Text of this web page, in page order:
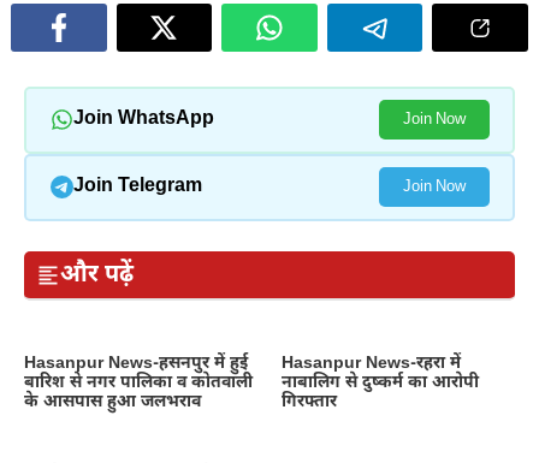
Join WhatsApp Join Now
Join Telegram Join Now
और पढ़ें
Hasanpur News-हसनपुर में हुई
बारिश से नगर पालिका व कोतवाली
के आसपास हुआ जलभराव
Hasanpur News-रहरा में
नाबालिग से दुष्कर्म का आरोपी
गिरफ्तार